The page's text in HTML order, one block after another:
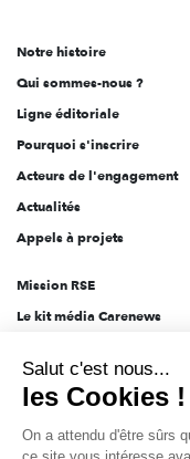
l'engagement
Notre histoire
Qui sommes-nous ?
Ligne éditoriale
Pourquoi s'inscrire
Acteurs de l'engagement
Actualités
Appels à projets
Mission RSE
Le kit média Carenews
AEF info
Novethic
PRODURABLE
Salut c'est nous...
les Cookies !
On a attendu d'être sûrs
ce site vous intéresse